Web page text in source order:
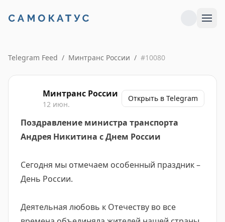
Telegram Feed / Минтранс России / #10080
Минтранс России
12 июн.
Открыть в Telegram
Поздравление министра транспорта
Андрея Никитина с Днем России
Сегодня мы отмечаем особенный праздник –
День России.
Деятельная любовь к Отечеству во все